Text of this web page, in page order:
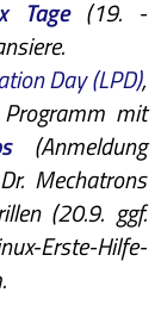
Tage(19. -
Day (LPD),
mit
(Anmeldung
Mechatrons
(20.9. ggf.
Erste-Hilfe-